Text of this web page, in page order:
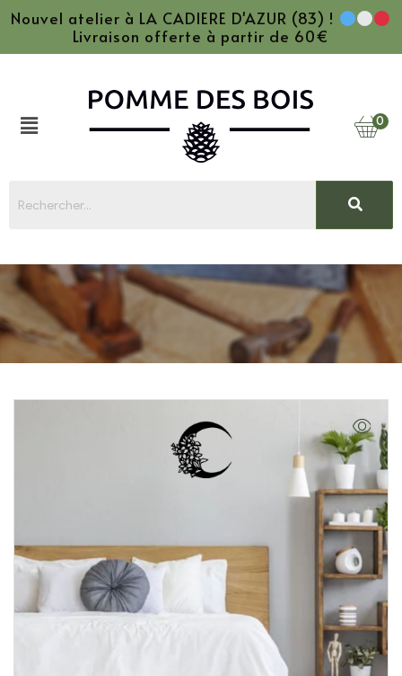
Nouvel atelier à LA CADIERE D'AZUR (83) !
Livraison offerte à partir de 60€
0